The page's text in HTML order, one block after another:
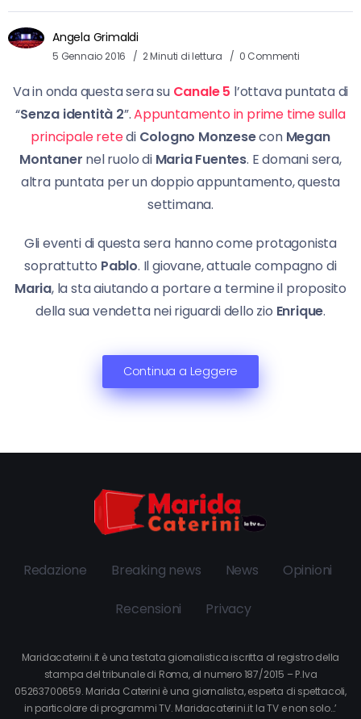
Angela Grimaldi
5 Gennaio 2016 2 Minuti di lettura 0 Commenti
Va in onda questa sera su Canale 5 l’ottava puntata di
“Senza identità 2”.Appuntamento in prime time sulla
principale retedi Cologno Monzesecon Megan
Montaner nel ruolo di Maria Fuentes. E domani sera,
altra puntata per un doppio appuntamento, questa
settimana.
Gli eventi di questa sera hanno come protagonista
soprattutto Pablo. Il giovane, attuale compagno di
Maria, la sta aiutando a portare a termine il proposito
della sua vendetta nei riguardi dello zio Enrique.
Continua a Leggere
Redazione Breaking news News Opinioni
Recensioni Privacy
Maridacaterini.it è una testata giornalistica iscritta al registro della
stampa del tribunale di Roma, al numero 187/2015 – P.Iva
05263700659. Marida Caterini è una giornalista, esperta di spettacoli,
in particolare di programmi TV. Maridacaterini.it la TV e non solo…’